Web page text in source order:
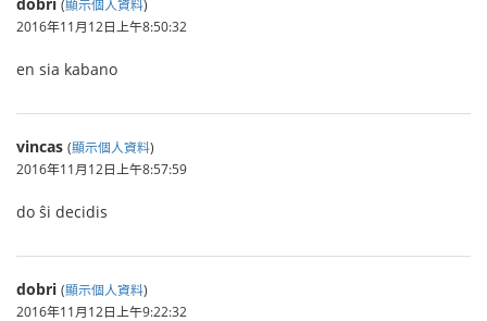
(顯示個人資料)
2016年11月12日上午8:50:32
en sia kabano
vincas (顯示個人資料)
2016年11月12日上午8:57:59
do ŝi decidis
dobri (顯示個人資料)
2016年11月12日上午9:22:32